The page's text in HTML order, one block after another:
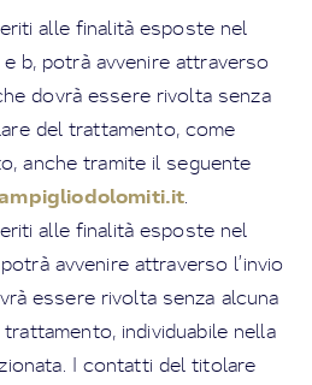
alle finalità esposte nel
b, potrà avvenire attraverso
dovrà essere rivolta senza
del trattamento, come
anche tramite il seguente
.
alle finalità esposte nel
avvenire attraverso l’invio
essere rivolta senza alcuna
individuabile nella
I contatti del titolare